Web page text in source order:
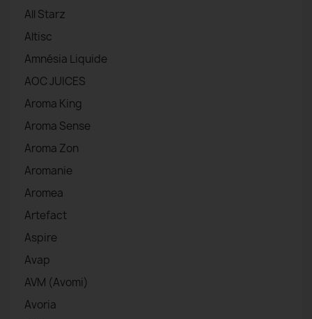
All Starz
Altisc
Amnésia Liquide
AOC JUICES
Aroma King
Aroma Sense
Aroma Zon
Aromanie
Aromea
Artefact
Aspire
Avap
AVM (Avomi)
Avoria